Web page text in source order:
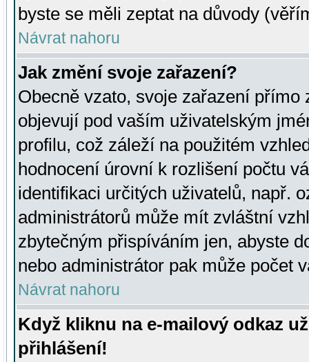
byste se měli zeptat na důvody
Návrat nahoru
Jak změní svoje zařazení?
Obecně vzato, svoje zařazení přímo
objevují pod vaším uživatelským
profilu, což záleží na použitém
hodnocení úrovní k rozlišení počtu
identifikaci určitých uživatelů, např.
administrátorů může mít zvláštní
zbytečným přispíváním jen, abyste
nebo administrátor pak může počet
Návrat nahoru
Když kliknu na e-mailový odkaz
přihlášení!